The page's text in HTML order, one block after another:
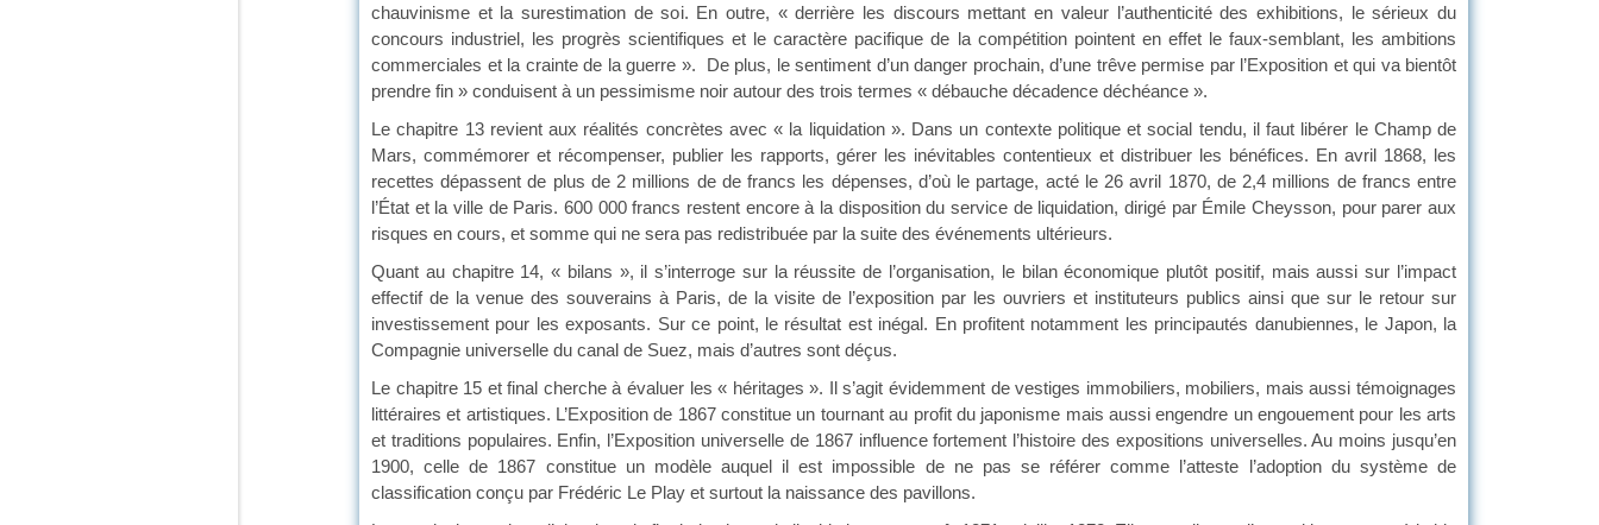
chauvinisme et la surestimation de soi. En outre, « derrière les discours mettant en valeur l’authenticité des exhibitions, le sérieux du
concours industriel, les progrès scientifiques et le caractère pacifique de la compétition pointent en effet le faux-semblant, les ambitions
commerciales et la crainte de la guerre ». De plus, le sentiment d’un danger prochain, d’une trêve permise par l’Exposition et qui va bientôt
prendre fin » conduisent à un pessimisme noir autour des trois termes « débauche décadence déchéance ».
Le chapitre 13 revient aux réalités concrètes avec « la liquidation ». Dans un contexte politique et social tendu, il faut libérer le Champ de
Mars, commémorer et récompenser, publier les rapports, gérer les inévitables contentieux et distribuer les bénéfices. En avril 1868, les
recettes dépassent de plus de 2 millions de de francs les dépenses, d’où le partage, acté le 26 avril 1870, de 2,4 millions de francs entre
l’État et la ville de Paris. 600 000 francs restent encore à la disposition du service de liquidation, dirigé par Émile Cheysson, pour parer aux
risques en cours, et somme qui ne sera pas redistribuée par la suite des événements ultérieurs.
Quant au chapitre 14, « bilans », il s’interroge sur la réussite de l’organisation, le bilan économique plutôt positif, mais aussi sur l’impact
effectif de la venue des souverains à Paris, de la visite de l’exposition par les ouvriers et instituteurs publics ainsi que sur le retour sur
investissement pour les exposants. Sur ce point, le résultat est inégal. En profitent notamment les principautés danubiennes, le Japon, la
Compagnie universelle du canal de Suez, mais d’autres sont déçus.
Le chapitre 15 et final cherche à évaluer les « héritages ». Il s’agit évidemment de vestiges immobiliers, mobiliers, mais aussi témoignages
littéraires et artistiques. L’Exposition de 1867 constitue un tournant au profit du japonisme mais aussi engendre un engouement pour les arts
et traditions populaires. Enfin, l’Exposition universelle de 1867 influence fortement l’histoire des expositions universelles. Au moins jusqu’en
1900, celle de 1867 constitue un modèle auquel il est impossible de ne pas se référer comme l’atteste l’adoption du système de
classification conçu par Frédéric Le Play et surtout la naissance des pavillons.